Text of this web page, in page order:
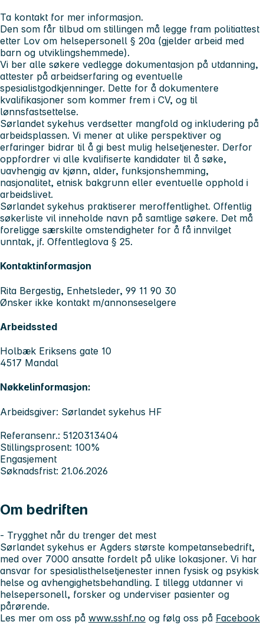
Ta kontakt for mer informasjon.
Den som får tilbud om stillingen må legge fram politiattest
etter Lov om helsepersonell § 20a (gjelder arbeid med
barn og utviklingshemmede).
Vi ber alle søkere vedlegge dokumentasjon på utdanning,
attester på arbeidserfaring og eventuelle
spesialistgodkjenninger. Dette for å dokumentere
kvalifikasjoner som kommer frem i CV, og til
lønnsfastsettelse.
Sørlandet sykehus verdsetter mangfold og inkludering på
arbeidsplassen. Vi mener at ulike perspektiver og
erfaringer bidrar til å gi best mulig helsetjenester. Derfor
oppfordrer vi alle kvalifiserte kandidater til å søke,
uavhengig av kjønn, alder, funksjonshemming,
nasjonalitet, etnisk bakgrunn eller eventuelle opphold i
arbeidslivet.
Sørlandet sykehus praktiserer meroffentlighet. Offentlig
søkerliste vil inneholde navn på samtlige søkere. Det må
foreligge særskilte omstendigheter for å få innvilget
unntak, jf. Offentleglova § 25.
Kontaktinformasjon
Rita Bergestig, Enhetsleder, 99 11 90 30
Ønsker ikke kontakt m/annonseselgere
Arbeidssted
Holbæk Eriksens gate 10
4517 Mandal
Nøkkelinformasjon:
Arbeidsgiver: Sørlandet sykehus HF
Referansenr.: 5120313404
Stillingsprosent: 100%
Engasjement
Søknadsfrist: 21.06.2026
Om bedriften
- Trygghet når du trenger det mest
Sørlandet sykehus er Agders største kompetansebedrift,
med over 7000 ansatte fordelt på ulike lokasjoner. Vi har
ansvar for spesialisthelsetjenester innen fysisk og psykisk
helse og avhengighetsbehandling. I tillegg utdanner vi
helsepersonell, forsker og underviser pasienter og
pårørende.
Les mer om oss på www.sshf.no og følg oss på Facebook